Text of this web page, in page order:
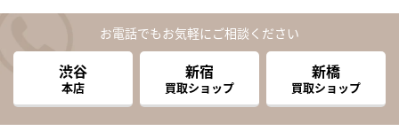
お電話でもお気軽にご相談ください
渋谷
本店
新宿
買取ショップ
新橋
買取ショップ